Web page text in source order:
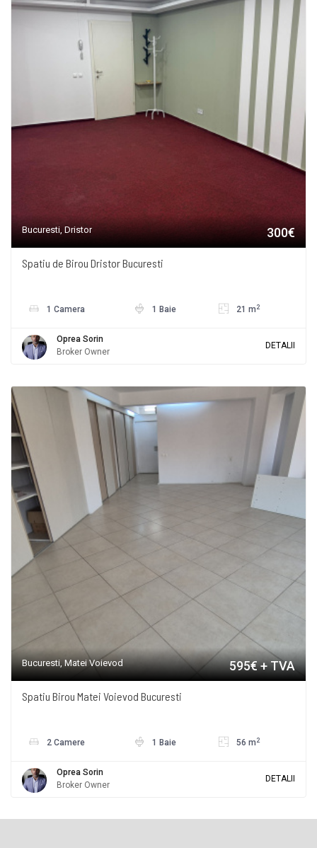
Bucuresti, Dristor 300€
Spatiu de Birou Dristor Bucuresti
1 Camera 1 Baie 21 m 2
Oprea Sorin
Broker Owner
DETALII
Bucuresti, Matei Voievod 595€ + TVA
Spatiu Birou Matei Voievod Bucuresti
2 Camere 1 Baie 56 m 2
Oprea Sorin
Broker Owner
DETALII